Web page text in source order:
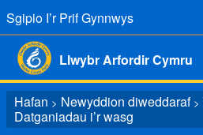
Sgipio I’r Prif Gynnwys
Llwybr Arfordir Cymru
Hafan > Newyddion diweddaraf >
Datganiadau i’r wasg